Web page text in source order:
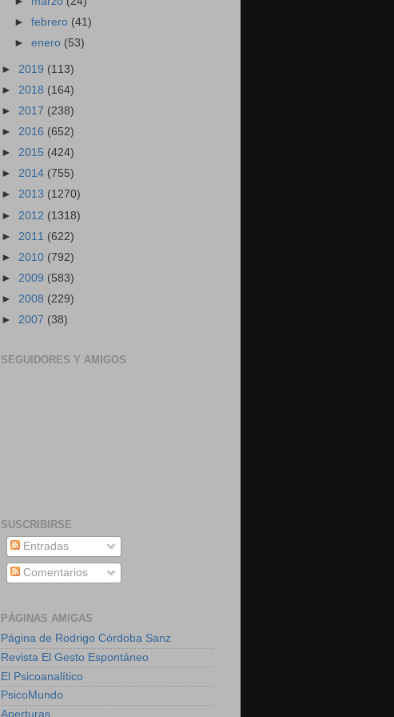
►febrero (41)
►enero (53)
► 2019 (113)
► 2018 (164)
► 2017 (238)
► 2016 (652)
► 2015 (424)
► 2014 (755)
► 2013 (1270)
► 2012 (1318)
► 2011 (622)
► 2010 (792)
► 2009 (583)
► 2008 (229)
► 2007 (38)
SEGUIDORES Y AMIGOS
SUSCRIBIRSE
Entradas
Comentarios
PÁGINAS AMIGAS
Página de Rodrigo Córdoba Sanz
Revista El Gesto Espontáneo
El Psicoanalítico
PsicoMundo
Aperturas